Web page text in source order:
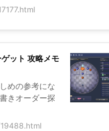
ット 攻略メモ
めの参考にな
きオーダー探